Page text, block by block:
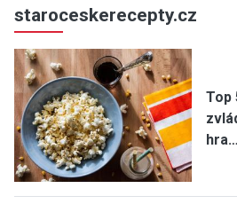
staroceskerecepty.cz
Top
hra…